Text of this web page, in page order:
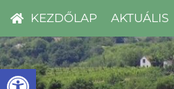
Eszköztár megnyitása
KEZDŐLAP AKTUÁLIS